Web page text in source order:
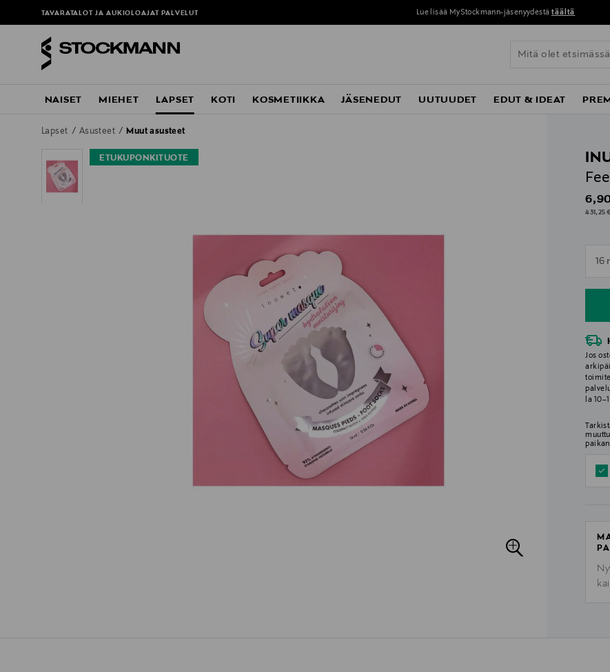
TAVARATALOT JA AUKIOLOAJAT PALVELUT Lue lisää MyStockmann-jäsenyydestä täältä
NAISET MIEHET LAPSET KOTI KOSMETIIKKA JÄSENEDUT UUTUUDET EDUT & IDEAT
Lapset Asusteet Muut asusteet
ETUKUPONKITUOTE
431,25
16
Jos
la